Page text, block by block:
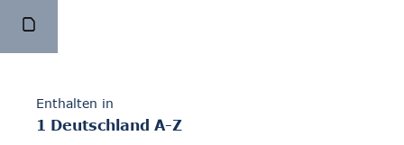
Enthalten in
1 Deutschland A-Z